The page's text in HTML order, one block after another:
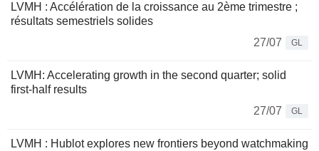
LVMH : Accélération de la croissance au 2ème trimestre ;
résultats semestriels solides
27/07
GL
LVMH: Accelerating growth in the second quarter; solid
first-half results
27/07
GL
LVMH : Hublot explores new frontiers beyond watchmaking